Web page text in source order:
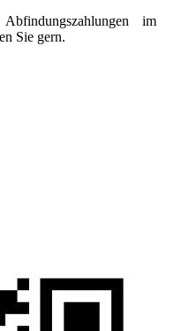
im
Sie gern.